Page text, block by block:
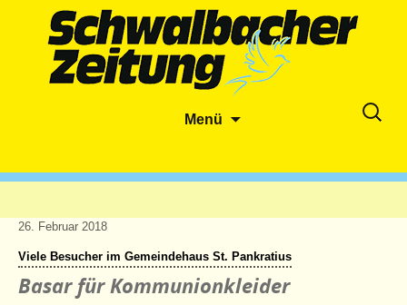
Menü
Suche
26. Februar 2018
Viele Besucher im Gemeindehaus St. Pankratius
Basar für Kommunionkleider